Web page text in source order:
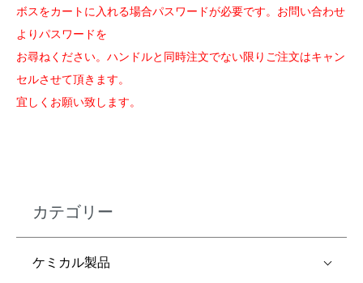
ボスをカートに入れる場合パスワードが必要です。お問い合わせ
よりパスワードを
お尋ねください。ハンドルと同時注文でない限りご注文はキャン
セルさせて頂きます。
宜しくお願い致します。
カテゴリー
ケミカル製品